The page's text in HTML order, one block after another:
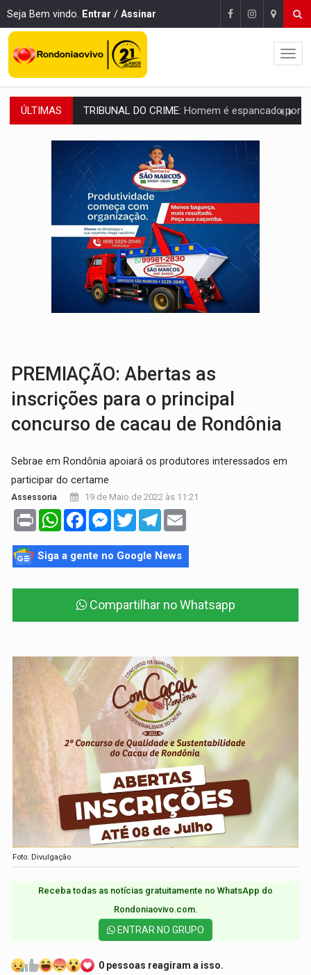
Seja Bem vindo. Entrar / Assinar
ÚLTIMAS VÍDEO:Perseguição é registrada no shopping após colombiana furtar
LUDOPATIA:Apostas online começam a afetar produtividade e rotina
REFLORESTAMENTO: Plantar árvores não será mais suficiente para
OVNIS NA LUA:Cientistas alertam para possível base secreta no satélite
ACABOU COM PEUGEOT:Incêndio destrói carro que era rebocado para oficina
VÍDEO:Ladrão é filmado furtando moto na frente do bar
BOLSAS DE PESQUISA:Iniciativa Amazônia+10 lança chamada para fortalecer
MATERIAL:Brasil tem grandes reservas de urânio, mas produz pouco e
TRIBUNAL DO CRIME:
PREMIAÇÃO: Abertas as
inscrições para o principal
concurso de cacau de Rondônia
Sebrae em Rondônia apoiará os produtores interessados em
participar do certame
Assessoria 19 de Maio de 2022 às 11:21
Print WhatsAppFacebookMessenger
TwitterTelegram
Siga a gente no Google News
Compartilhar no Whatsapp
Foto: Divulgação
Receba todas as notícias gratuitamente no WhatsApp do
Rondoniaovivo.com.​
ENTRAR NO GRUPO
0 pessoas reagiram a isso.